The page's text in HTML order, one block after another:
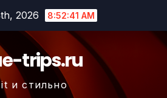
2026 8:52:42 AM
trips.ru
и стильно